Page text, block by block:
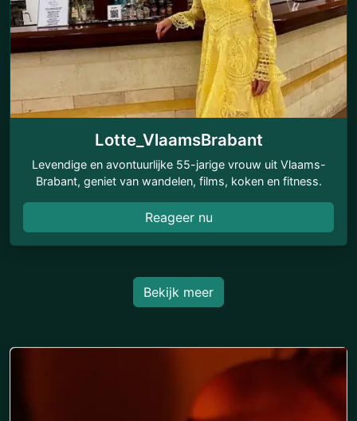
Lotte_VlaamsBrabant
Levendige en avontuurlijke 55-jarige vrouw uit Vlaams-
Brabant, geniet van wandelen, films, koken en fitness.
Reageer nu
Bekijk meer